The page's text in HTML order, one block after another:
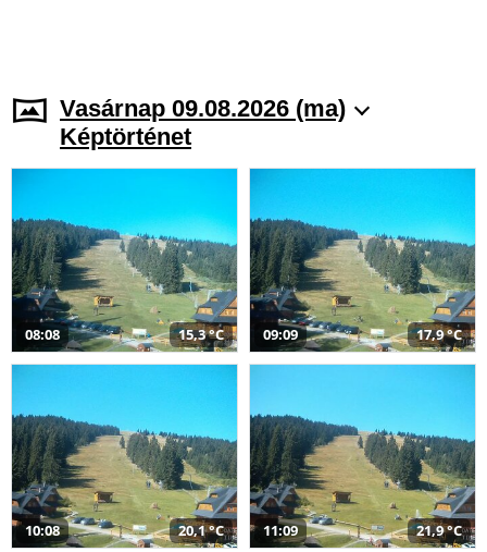
Vasárnap 09.08.2026 (ma)
Képtörténet
08:08 15,3 °C 09:09 17,9 °C
10:08 20,1 °C 11:09 21,9 °C